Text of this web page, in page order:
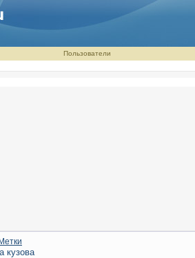
Пользователи
кузова